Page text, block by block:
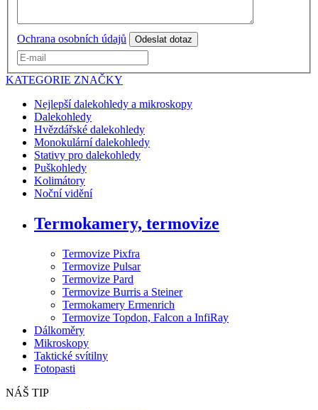
Ochrana osobních údajů Odeslat dotaz
KATEGORIE ZNAČKY
Nejlepší dalekohledy a mikroskopy
Dalekohledy
Hvězdářské dalekohledy
Monokulární dalekohledy
Stativy pro dalekohledy
Puškohledy
Kolimátory
Noční vidění
Termokamery, termovize
Termovize Pixfra
Termovize Pulsar
Termovize Pard
Termovize Burris a Steiner
Termokamery Ermenrich
Termovize Topdon, Falcon a InfiRay
Dálkoměry
Mikroskopy
Taktické svítilny
Fotopasti
NÁŠ TIP